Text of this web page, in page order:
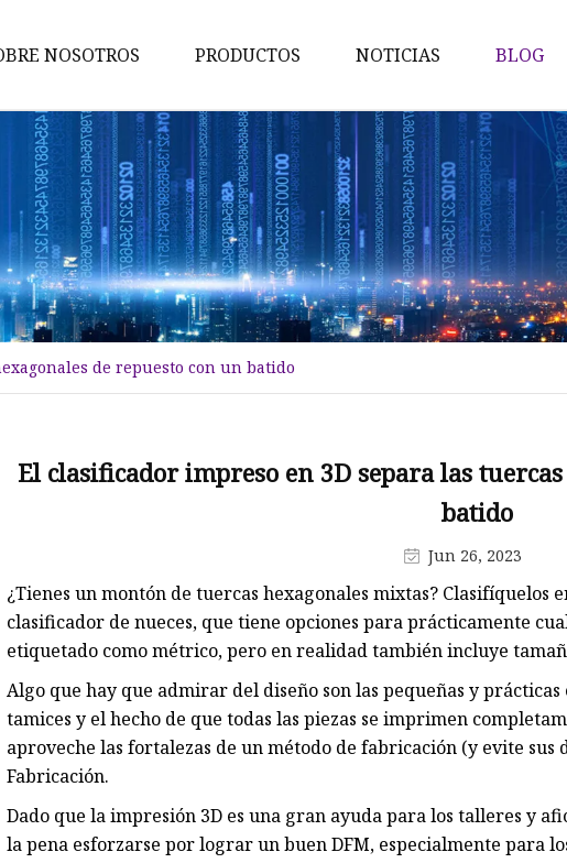
NOSOTROS PRODUCTOS
Nueces
Pernos
Tornillos
Lavadoras
Tornillo de cabeza Hexagonal
Tuercas hexagonales
Tornillo penetrante
NOTICIAS BLOG
de repuesto con un batido
El clasificador impreso en 3D separa las
batido
Jun 26, 2023
¿Tienes un montón de tuercas hexagonales mixtas?
clasificador de nueces, que tiene opciones para prácticamente
etiquetado como métrico, pero en realidad también incluye
Algo que hay que admirar del diseño son las pequeñas y
tamices y el hecho de que todas las piezas se imprimen
aproveche las fortalezas de un método de fabricación (y evite sus
Fabricación.
Dado que la impresión 3D es una gran ayuda para los talleres y
la pena esforzarse por lograr un buen DFM, especialmente para